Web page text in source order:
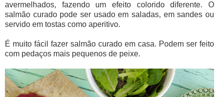
avermelhados, fazendo um efeito colorido diferente. O
salmão curado pode ser usado em saladas, em sandes ou
servido em tostas como aperitivo.
É muito fácil fazer salmão curado em casa. Podem ser feito
com pedaços mais pequenos de peixe.